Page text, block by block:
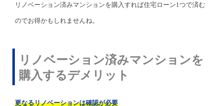
リノベーション済みマンションを購入すれば住宅ローン1つで済む
のでお得かもしれませんね。
リノベーション済みマンションを
購入するデメリット
更なるリノベーションは確認が必要